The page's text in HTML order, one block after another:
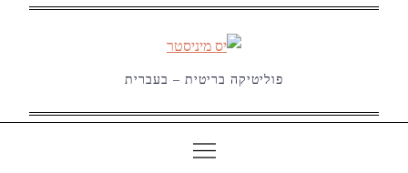
פוליטיקה בריטית – בעברית